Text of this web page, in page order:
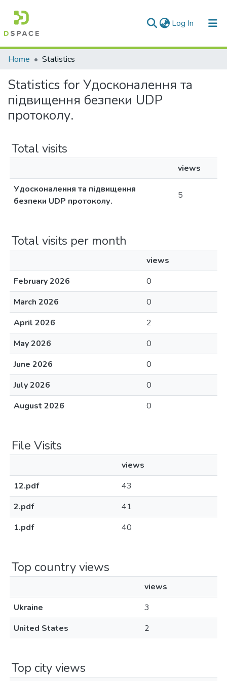
Log In (current)
Communities & Collections
All of DSpace
Home Statistics
Statistics for Удосконалення та
підвищення безпеки UDP
протоколу.
Total visits
views
Удосконалення та підвищення
безпеки UDP протоколу.
5
Total visits per month
views
February 2026
0
March 2026
0
April 2026
2
May 2026
0
June 2026
0
July 2026
0
August 2026
0
File Visits
views
12.pdf
43
2.pdf
41
1.pdf
40
Top country views
views
Ukraine
3
United States
2
Top city views